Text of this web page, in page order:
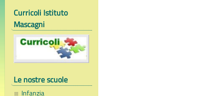
Curricoli Istituto
Mascagni
Le nostre scuole
Infanzia